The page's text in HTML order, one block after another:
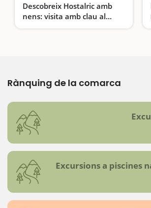
Descobreix Hostalric amb
nens: visita amb clau al
recinte medieval
Protagonistes de la història de Catalunya
Rànquing de la comarca
Excursions a piscines